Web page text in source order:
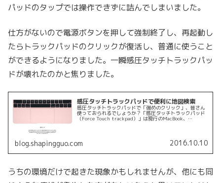
パッドのタップでは操作できずに詰んでしまいました。
仕方がないので電源ボタンを押して強制終了し、再起動し
たらトラックパッドのクリックが復活し、普通に使うこと
ができるようになりました。一瞬感圧タッチトラックパッ
ドが壊れたのかと焦りました。
感圧タッチトラックパッドで便利に地図検索
感圧タッチトラックパッドで「強めのクリック」、皆さん
使っておられるでしょうか？「感圧タッチトラックパッド
（Force Touch trackpad）」は現行のMacBook、
blog.shapingguo.com 2016.10.10
うちの環境だけで起きた現象かもしれませんが、他にも同